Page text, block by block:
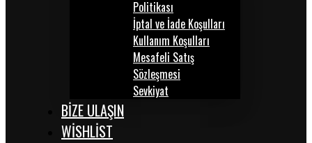
Politikası
İptal ve İade Koşulları
Kullanım Koşulları
Mesafeli Satış
Sözleşmesi
Sevkiyat
BİZE ULAŞIN
WISHLIST